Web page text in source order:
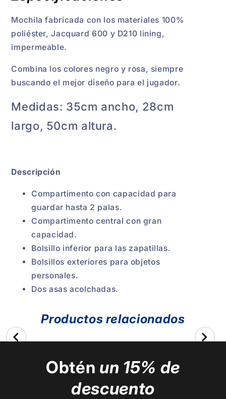
Mochila fabricada con los materiales 100%
poliéster, Jacquard 600 y D210 lining,
impermeable.
Combina los colores negro y rosa, siempre
buscando el mejor diseño para el jugador.
Medidas: 35cm ancho, 28cm
largo, 50cm altura.
Descripción
Compartimento con capacidad para
guardar hasta 2 palas.
Compartimento central con gran
capacidad.
Bolsillo inferior para las zapatillas.
Bolsillos exteriores para objetos
personales.
Dos asas acolchadas.
Productos relacionados
Obtén un 15% de
descuento